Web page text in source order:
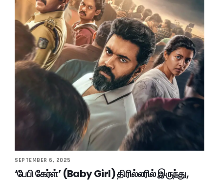
SEPTEMBER 6, 2025
‘பேபி கேர்ள்’ (Baby Girl) திரில்லரில் இருந்து,